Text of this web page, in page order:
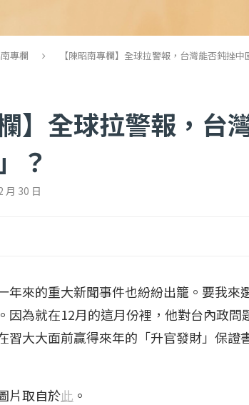
專欄 【陳昭南專欄】全球拉警報，台灣能否鈍挫中
】全球拉警報，台
？
月 30 日
年來的重大新聞事件也紛紛出籠。要我來
因為就在12月的這月份裡，他對台內政
習大大面前贏得來年的「升官發財」保證
片取自於此 。